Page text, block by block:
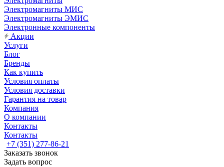
Электромагниты МИС
Электромагниты ЭМИС
Электронные компоненты
Акции
Услуги
Блог
Бренды
Как купить
Условия оплаты
Условия доставки
Гарантия на товар
Компания
О компании
Контакты
Контакты
+7 (351) 277-86-21
Заказать звонок
Задать вопрос